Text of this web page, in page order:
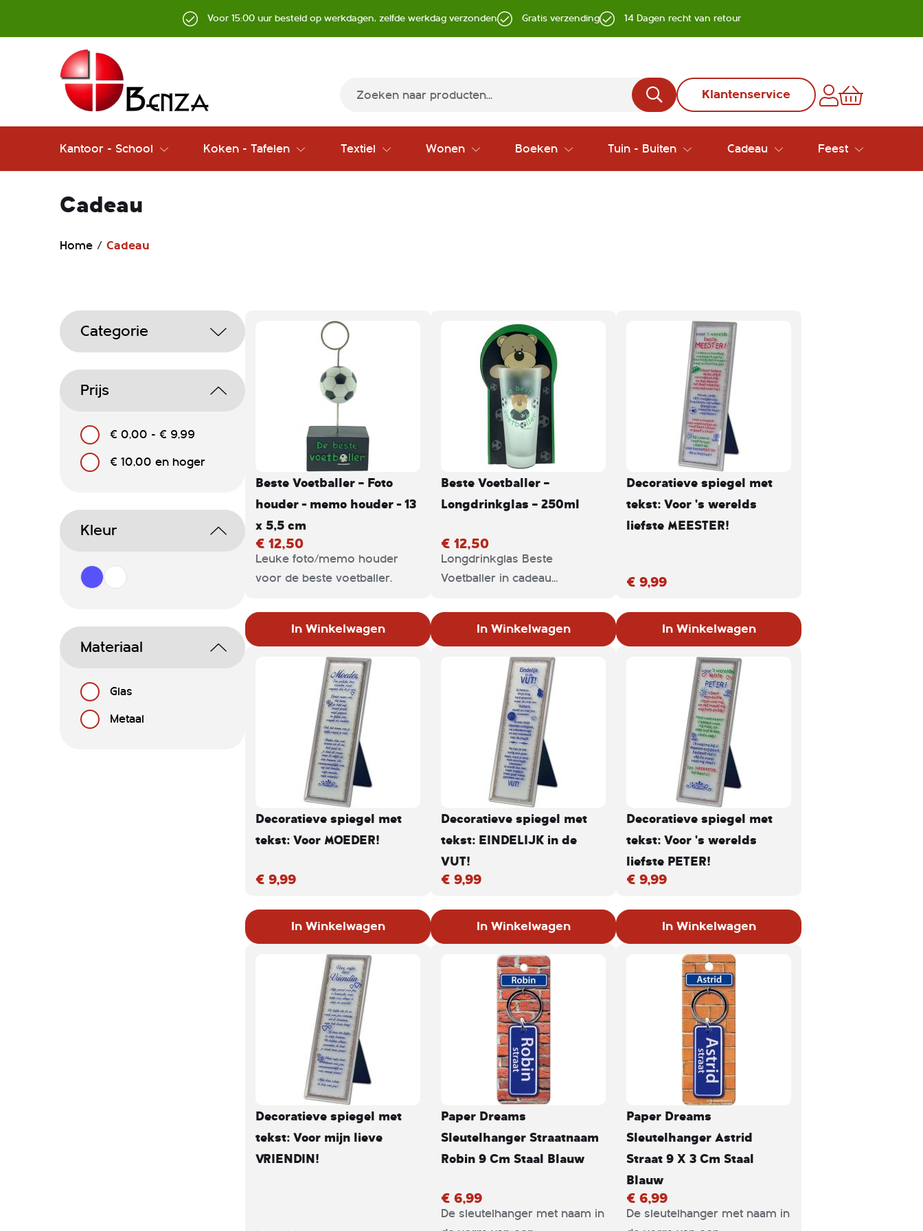
Voor 15:00 uur besteld op werkdagen, zelfde werkdag verzonden Gratis verzending 14 Dagen recht van retour
Klantenservice
Kantoor - School Koken - Tafelen Textiel Wonen Boeken Tuin - Buiten Cadeau Feest
Cadeau
Home Cadeau
Beste Voetballer – Foto
houder - memo houder - 13
x 5,5 cm
€ 12,50
Leuke foto/memo houder
voor de beste voetballer.
In Winkelwagen
Beste Voetballer –
Longdrinkglas – 250ml
€ 12,50
Longdrinkglas Beste
Voetballer in cadeau
In Winkelwagen
Decoratieve spiegel met
tekst: Voor 's werelds
liefste MEESTER!
€ 9,99
In Winkelwagen
Decoratieve spiegel met
tekst: Voor MOEDER!
€ 9,99
In Winkelwagen
Decoratieve spiegel met
tekst: EINDELIJK in de
VUT!
€ 9,99
In Winkelwagen
Decoratieve spiegel met
tekst: Voor 's werelds
liefste PETER!
€ 9,99
In Winkelwagen
Decoratieve spiegel met
tekst: Voor mijn lieve
VRIENDIN!
Paper Dreams
Sleutelhanger Straatnaam
Robin 9 Cm Staal Blauw
€ 6,99
De sleutelhanger met naam in
Paper Dreams
Sleutelhanger Astrid
Straat 9 X 3 Cm Staal
Blauw
€ 6,99
De sleutelhanger met naam in
Categorie
Prijs
€ 0,00 - € 9,99
€ 10,00 en hoger
Kleur
Materiaal
Glas
Metaal